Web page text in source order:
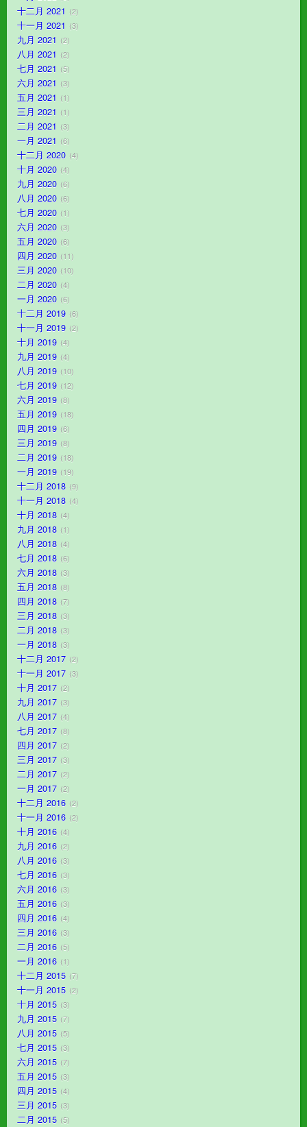
十二月 2021 2
十一月 2021 3
九月 2021 2
八月 2021 2
七月 2021 5
六月 2021 3
五月 2021 1
三月 2021 1
二月 2021 3
一月 2021 6
十二月 2020 4
十月 2020 4
九月 2020 6
八月 2020 6
七月 2020 1
六月 2020 3
五月 2020 6
四月 2020 11
三月 2020 10
二月 2020 4
一月 2020 6
十二月 2019 6
十一月 2019 2
十月 2019 4
九月 2019 4
八月 2019 10
七月 2019 12
六月 2019 8
五月 2019 18
四月 2019 6
三月 2019 8
二月 2019 18
一月 2019 19
十二月 2018 9
十一月 2018 4
十月 2018 4
九月 2018 1
八月 2018 4
七月 2018 6
六月 2018 3
五月 2018 8
四月 2018 7
三月 2018 3
二月 2018 3
一月 2018 3
十二月 2017 2
十一月 2017 3
十月 2017 2
九月 2017 3
八月 2017 4
七月 2017 8
四月 2017 2
三月 2017 3
二月 2017 2
一月 2017 2
十二月 2016 2
十一月 2016 2
十月 2016 4
九月 2016 2
八月 2016 3
七月 2016 3
六月 2016 3
五月 2016 3
四月 2016 4
三月 2016 3
二月 2016 5
一月 2016 1
十二月 2015 7
十一月 2015 2
十月 2015 3
九月 2015 7
八月 2015 5
七月 2015 3
六月 2015 7
五月 2015 3
四月 2015 4
三月 2015 3
二月 2015 5